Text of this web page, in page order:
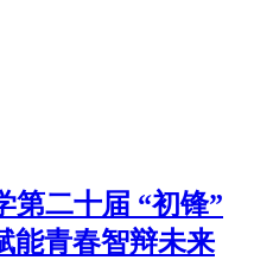
第二十届 “初锋”
能青春智辩未来